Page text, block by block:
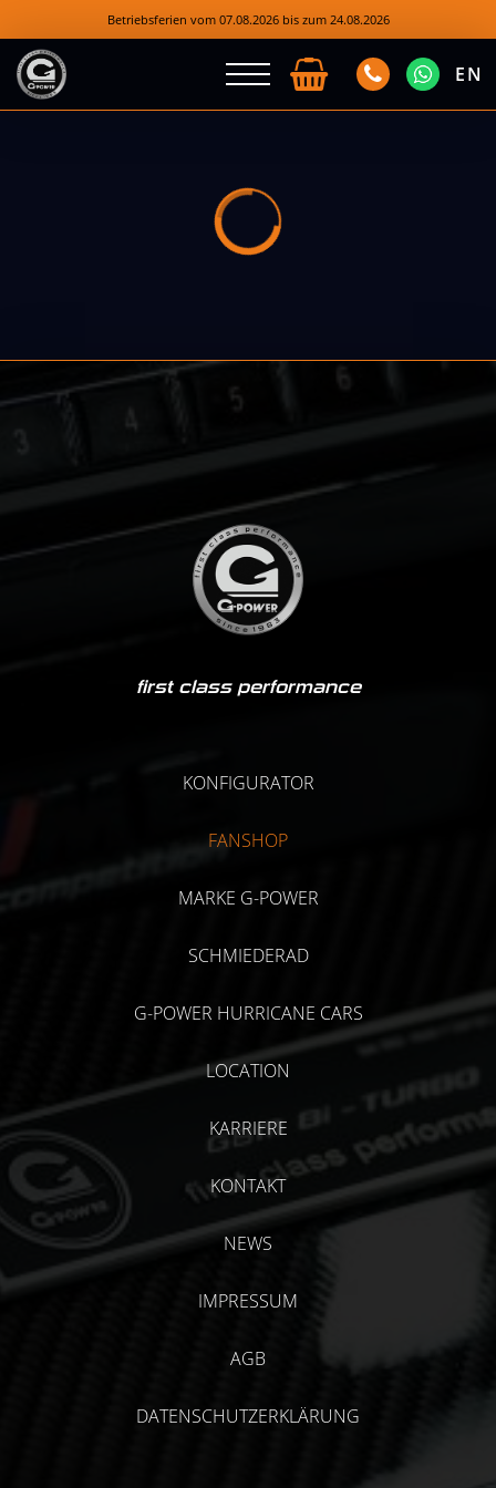
Betriebsferien vom 07.08.2026 bis zum 24.08.2026
EN
first class performance
KONFIGURATOR
FANSHOP
MARKE G-POWER
SCHMIEDERAD
G-POWER HURRICANE CARS
LOCATION
KARRIERE
KONTAKT
NEWS
IMPRESSUM
AGB
DATENSCHUTZERKLÄRUNG